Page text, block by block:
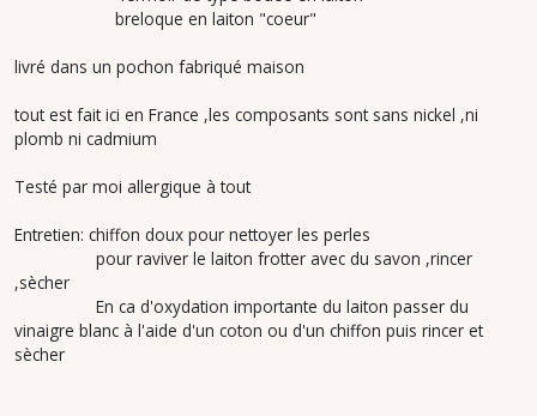
breloque en laiton "coeur"
livré dans un pochon fabriqué maison
tout est fait ici en France ,les composants sont sans nickel ,ni
plomb ni cadmium
Testé par moi allergique à tout
Entretien: chiffon doux pour nettoyer les perles
pour raviver le laiton frotter avec du savon ,rincer
,sècher
En ca d'oxydation importante du laiton passer du
vinaigre blanc à l'aide d'un coton ou d'un chiffon puis rincer et
sècher